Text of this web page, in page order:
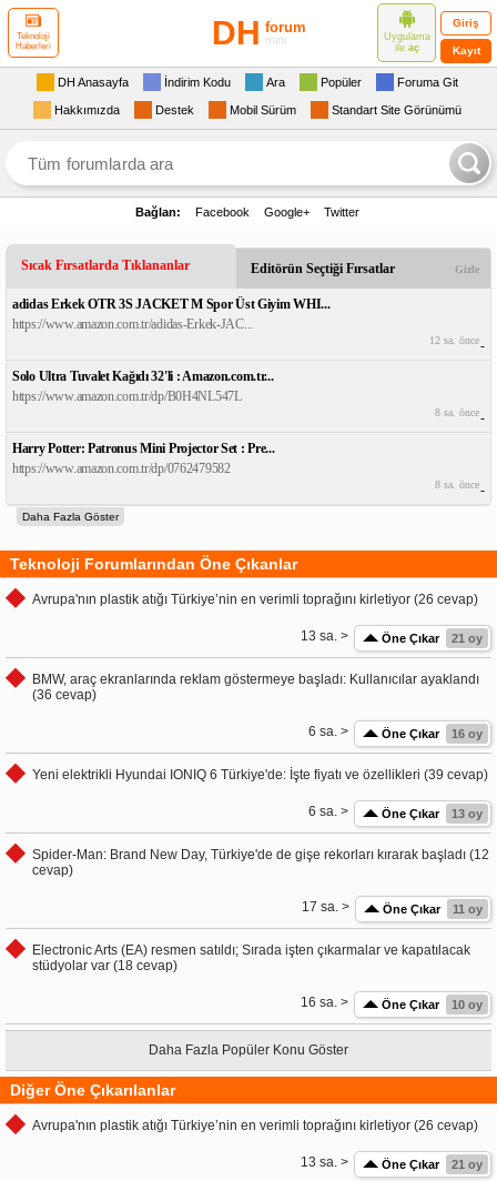
Teknoloji
Haberleri
DH forum
mini
Uygulama
ile aç
Giriş
Kayıt
DH Anasayfa İndirim Kodu Ara Popüler Foruma Git
Hakkımızda Destek Mobil Sürüm Standart Site Görünümü
Bağlan: Facebook Google+ Twitter
Sıcak Fırsatlarda Tıklananlar Editörün Seçtiği Fırsatlar Gizle
adidas Erkek OTR 3S JACKET M Spor Üst Giyim WHI...
https://www.amazon.com.tr/adidas-Erkek-JAC...
12 sa. önce-
Solo Ultra Tuvalet Kağıdı 32'li : Amazon.com.tr...
https://www.amazon.com.tr/dp/B0H4NL547L
8 sa. önce-
Harry Potter: Patronus Mini Projector Set : Pre...
https://www.amazon.com.tr/dp/0762479582
8 sa. önce-
Teknoloji Forumlarından Öne Çıkanlar
Avrupa'nın plastik atığı Türkiye’nin en verimli toprağını kirletiyor (26 cevap)
Öne Çıkar 21 oy
13 sa. >
BMW, araç ekranlarında reklam göstermeye başladı: Kullanıcılar ayaklandı
(36 cevap)
Öne Çıkar 16 oy
6 sa. >
Yeni elektrikli Hyundai IONIQ 6 Türkiye'de: İşte fiyatı ve özellikleri (39 cevap)
Öne Çıkar 13 oy
6 sa. >
Spider-Man: Brand New Day, Türkiye'de de gişe rekorları kırarak başladı (12
cevap)
Öne Çıkar 11 oy
17 sa. >
Electronic Arts (EA) resmen satıldı; Sırada işten çıkarmalar ve kapatılacak
stüdyolar var (18 cevap)
Öne Çıkar 10 oy
16 sa. >
Daha Fazla Popüler Konu Göster
Diğer Öne Çıkarılanlar
Avrupa'nın plastik atığı Türkiye’nin en verimli toprağını kirletiyor (26 cevap)
Öne Çıkar 21 oy
13 sa. >